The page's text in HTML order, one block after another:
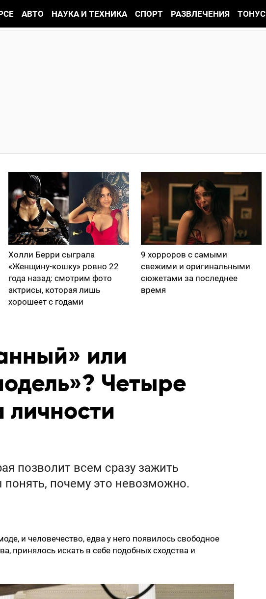
АВТО НАУКА И ТЕХНИКА СПОРТ РАЗВЛЕЧЕНИЯ ТОНУС
Холли Берри сыграла
«Женщину-кошку» ровно 22
года назад: смотрим фото
актрисы, которая лишь
хорошеет с годами
9 хорроров с самыми
свежими и оригинальными
сюжетами за последнее
время
или
Четыре
личности
позволит всем сразу зажить
понять, почему это невозможно.
и человечество, едва у него появилось свободное
принялось искать в себе подобных сходства и